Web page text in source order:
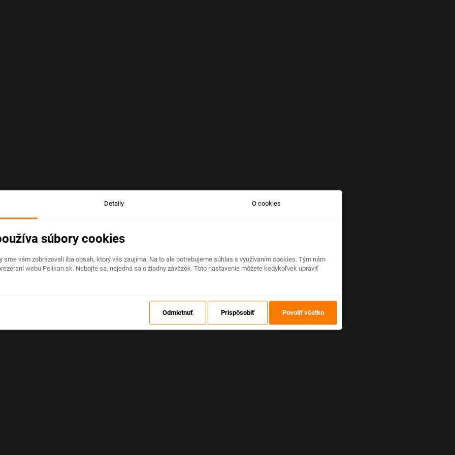
Na stránke nastala neočakávaná chyba
Detaily O cookies
súbory cookies
sme vám zobrazovali iba obsah, ktorý vás zaujíma. Na to ale potrebujeme súhlas s využívaním cookies. Tým nám
webu Pelikan.sk. Nebojte sa, nejedná sa o žiadny záväzok. Toto nastavenie môžete kedykoľvek upraviť
Odmietnuť Prispôsobiť Povoliť všetko